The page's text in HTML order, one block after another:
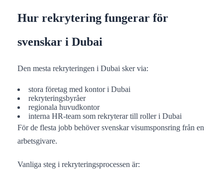
Hur rekrytering fungerar för
svenskar i Dubai
Den mesta rekryteringen i Dubai sker via:
stora företag med kontor i Dubai
rekryteringsbyråer
regionala huvudkontor
interna HR-team som rekryterar till roller i Dubai
För de flesta jobb behöver svenskar visumsponsring från en
arbetsgivare.
Vanliga steg i rekryteringsprocessen är: